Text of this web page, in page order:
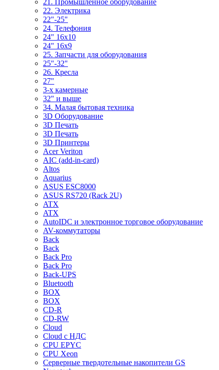
22. Электрика
22"-25"
24. Телефония
24" 16x10
24" 16x9
25. Запчасти для оборудования
25"-32"
26. Кресла
27"
3-x камерные
32" и выше
34. Малая бытовая техника
3D Оборудование
3D Печать
3D Печать
3D Принтеры
Acer Veriton
AIC (add-in-card)
Altos
Aquarius
ASUS ESC8000
ASUS RS720 (Rack 2U)
ATX
ATX
AutoIDC и электронное торговое оборудование
AV-коммутаторы
Back
Back
Back Pro
Back Pro
Back-UPS
Bluetooth
BOX
BOX
CD-R
CD-RW
Cloud
Cloud с НДС
CPU EPYC
CPU Xeon
Cерверные твердотельные накопители GS